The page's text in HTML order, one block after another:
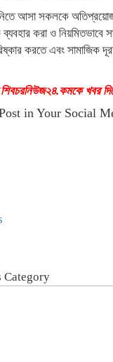
আসা সকলকে
করা ও নিয়মিতভাবে
করতে এবং সামাজিক
শিবচরনিউজ২৪.কমকে খবর
in Your Social
Category